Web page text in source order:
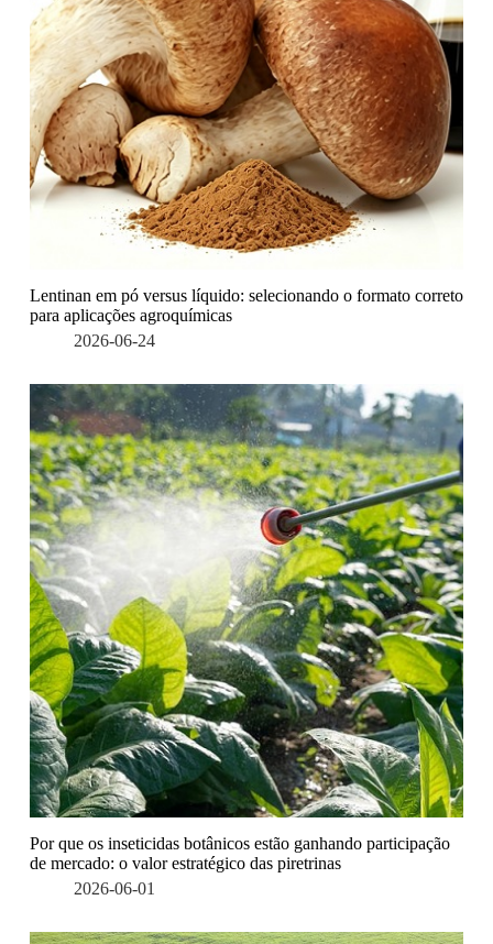
Lentinan em pó versus líquido: selecionando o formato correto
para aplicações agroquímicas
2026-06-24
Por que os inseticidas botânicos estão ganhando participação
de mercado: o valor estratégico das piretrinas
2026-06-01